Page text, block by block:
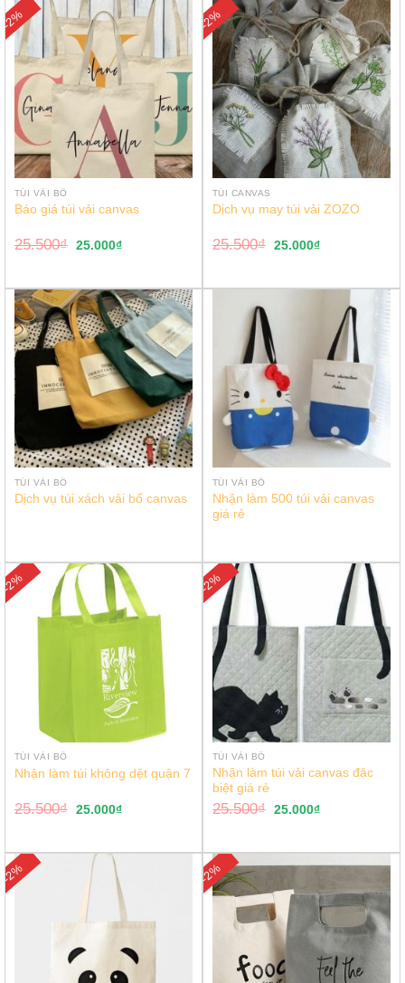
-2%
TÚI VẢI BỐ
Báo giá túi vải canvas
25.500₫ 25.000₫
-2%
TÚI CANVAS
Dịch vụ may túi vải ZOZO
25.500₫ 25.000₫
TÚI VẢI BỐ
Dịch vụ túi xách vải bố canvas
TÚI VẢI BỐ
Nhận làm 500 túi vải canvas
giá rẻ
-2%
TÚI VẢI BỐ
Nhận làm túi không dệt quận 7
25.500₫ 25.000₫
-2%
TÚI VẢI BỐ
Nhận làm túi vải canvas đặc
biệt giá rẻ
25.500₫ 25.000₫
-2% -2%